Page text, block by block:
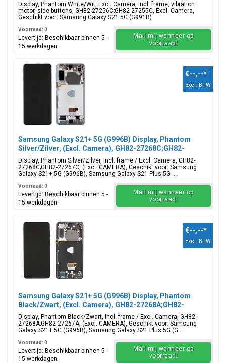
Display, Phantom White/Wit, Excl. Camera, Incl. frame, vibration
motor, side buttons, GH82-27256C;GH82-27255C, Excl. Camera,
Geschikt voor: Samsung Galaxy S21 5G (G991B)
Voorraad: 0
Levertijd: Beschikbaar binnen 5 -
15 werkdagen
Mail mij wanneer op
voorraad!
Samsung Galaxy S21+ 5G (G996B) Display, Phantom
Silver/Zilver, (Excl. Camera), GH82-27268C;GH82-
27267C
Display, Phantom Silver/Zilver, Incl. frame / Excl. Camera, GH82-
27268C;GH82-27267C, (Excl. CAMERA), Geschikt voor: Samsung
Galaxy S21+ 5G (G996B), Samsung Galaxy S21 Plus 5G ...
€--,--*
Excl. BTW
Voorraad: 0
Levertijd: Beschikbaar binnen 5 -
15 werkdagen
Mail mij wanneer op
voorraad!
Samsung Galaxy S21+ 5G (G996B) Display, Phantom
Black/Zwart, (Excl. Camera), GH82-27268A;GH82-
27267A
Display, Phantom Black/Zwart, Incl. frame / Excl. Camera, GH82-
27268A;GH82-27267A, (Excl. CAMERA), Geschikt voor: Samsung
Galaxy S21+ 5G (G996B), Samsung Galaxy S21 Plus 5G (G...
€--,--*
Excl. BTW
Voorraad: 0
Levertijd: Beschikbaar binnen 5 -
15 werkdagen
Mail mij wanneer op
voorraad!